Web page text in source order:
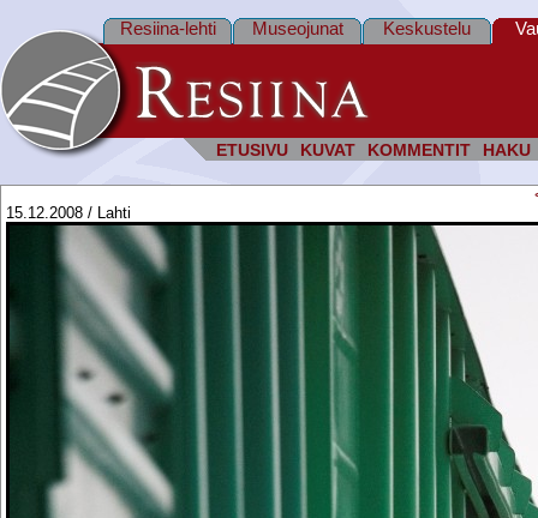
ETUSIVU KUVAT KOMMENTIT HAKU
Resiina-lehti Museojunat Keskustelu
15.12.2008 / Lahti